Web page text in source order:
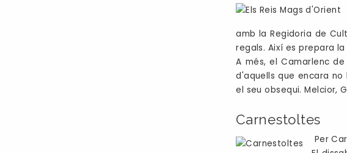
amb la Regidoria de
regals. Així es prepara
A més, el Camarlenc
d'aquells que encara
el seu obsequi. Melcior,
Carnestoltes
Per